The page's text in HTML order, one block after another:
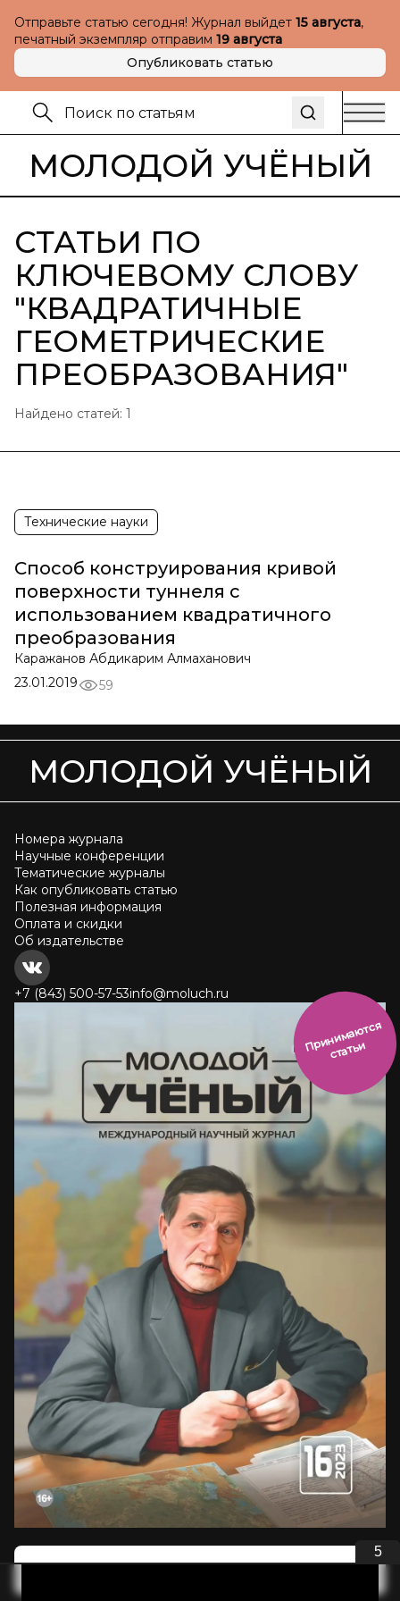
Отправьте статью сегодня! Журнал выйдет 15 августа,
печатный экземпляр отправим 19 августа
Опубликовать статью
МОЛОДОЙ УЧЁНЫЙ
СТАТЬИ ПО
КЛЮЧЕВОМУ СЛОВУ
"КВАДРАТИЧНЫЕ
ГЕОМЕТРИЧЕСКИЕ
ПРЕОБРАЗОВАНИЯ"
Найдено статей: 1
Технические науки
Способ конструирования кривой
поверхности туннеля с
использованием квадратичного
преобразования
Каражанов Абдикарим Алмаханович
23.01.2019
59
МОЛОДОЙ УЧЁНЫЙ
Номера журнала
Научные конференции
Тематические журналы
Как опубликовать статью
Полезная информация
Оплата и скидки
Об издательстве
+7 (843) 500-57-53info@moluch.ru
П
р
и
н
и
м
а
ют
с
я
ст
ать
и
Опубликовать статью
5